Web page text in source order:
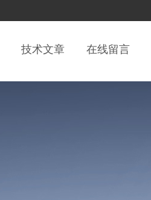
技术文章 在线留言